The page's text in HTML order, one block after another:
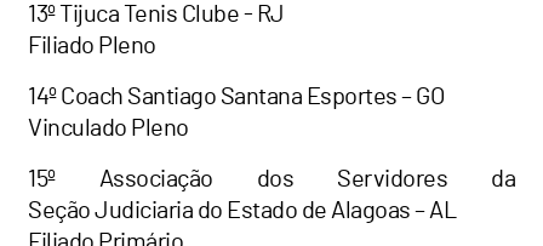
13º Tijuca Tenis Clube - RJ
Filiado Pleno
14º Coach Santiago Santana Esportes – GO
Vinculado Pleno
15º Associação dos Servidores da
Seção Judiciaria do Estado de Alagoas – AL